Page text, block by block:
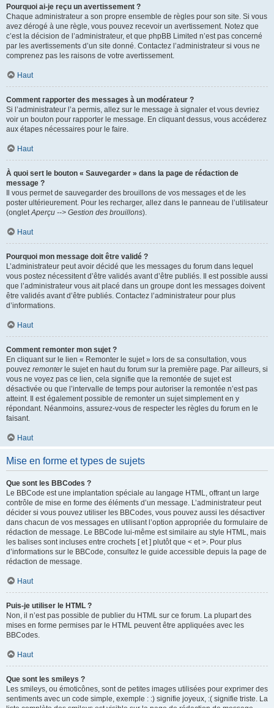
Pourquoi ai-je reçu un avertissement ?
Chaque administrateur a son propre ensemble de règles pour son site. Si vous
avez dérogé à une règle, vous pouvez recevoir un avertissement. Notez que
c’est la décision de l’administrateur, et que phpBB Limited n’est pas concerné
par les avertissements d’un site donné. Contactez l’administrateur si vous ne
comprenez pas les raisons de votre avertissement.
Haut
Comment rapporter des messages à un modérateur ?
Si l’administrateur l’a permis, allez sur le message à signaler et vous devriez
voir un bouton pour rapporter le message. En cliquant dessus, vous accéderez
aux étapes nécessaires pour le faire.
Haut
À quoi sert le bouton « Sauvegarder » dans la page de rédaction de
message ?
Il vous permet de sauvegarder des brouillons de vos messages et de les
poster ultérieurement. Pour les recharger, allez dans le panneau de l’utilisateur
(ongletAperçu --> Gestion des brouillons).
Haut
Pourquoi mon message doit être validé ?
L’administrateur peut avoir décidé que les messages du forum dans lequel
vous postez nécessitent d’être validés avant d’être publiés. Il est possible aussi
que l’administrateur vous ait placé dans un groupe dont les messages doivent
être validés avant d’être publiés. Contactez l’administrateur pour plus
d’informations.
Haut
Comment remonter mon sujet ?
En cliquant sur le lien « Remonter le sujet » lors de sa consultation, vous
pouvez remonterle sujet en haut du forum sur la première page. Par ailleurs, si
vous ne voyez pas ce lien, cela signifie que la remontée de sujet est
désactivée ou que l’intervalle de temps pour autoriser la remontée n’est pas
atteint. Il est également possible de remonter un sujet simplement en y
répondant. Néanmoins, assurez-vous de respecter les règles du forum en le
faisant.
Haut
Mise en forme et types de sujets
Que sont les BBCodes ?
Le BBCode est une implantation spéciale au langage HTML, offrant un large
contrôle de mise en forme des éléments d’un message. L’administrateur peut
décider si vous pouvez utiliser les BBCodes, vous pouvez aussi les désactiver
dans chacun de vos messages en utilisant l’option appropriée du formulaire de
rédaction de message. Le BBCode lui-même est similaire au style HTML, mais
les balises sont incluses entre crochets [ et ] plutôt que < et >. Pour plus
d’informations sur le BBCode, consultez le guide accessible depuis la page de
rédaction de message.
Haut
Puis-je utiliser le HTML ?
Non, il n’est pas possible de publier du HTML sur ce forum. La plupart des
mises en forme permises par le HTML peuvent être appliquées avec les
BBCodes.
Haut
Que sont les smileys ?
Les smileys, ou émoticônes, sont de petites images utilisées pour exprimer des
sentiments avec un code simple, exemple : :) signifie joyeux, :( signifie triste. La